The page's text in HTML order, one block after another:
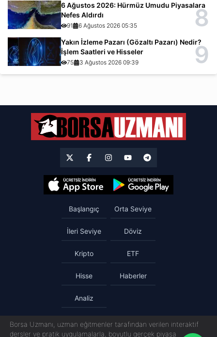
6 Ağustos 2026: Hürmüz Umudu Piyasalara
Nefes Aldırdı
91 6 Ağustos 2026 05:35 8
Yakın İzleme Pazarı (Gözaltı Pazarı) Nedir?
İşlem Saatleri ve Hisseler
75 3 Ağustos 2026 09:39 9
Başlangıç Orta Seviye
İleri Seviye Döviz
Kripto ETF
Hisse Haberler
Analiz
Borsa Uzmanı, uzman eğitmenler tarafından verilen interaktif
dersler ve pratik uygulamalarla, boyutlu gerçek piyasa